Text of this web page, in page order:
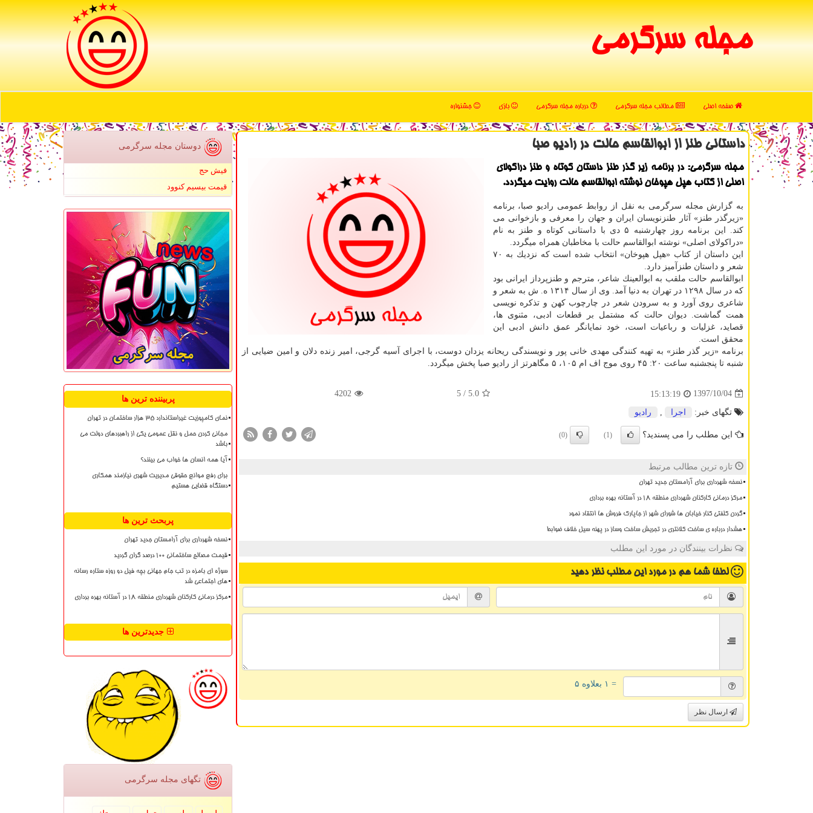
مجله سرگرمی
صفحه اصلی مطالب مجله سرگرمی درباره مجله سرگرمی بازی جشنواره
داستانی طنز از ابوالقاسم حالت در رادیو صبا
مجله سرگرمی: در برنامه زیر گذر طنز داستان كوتاه و طنز دراكولای
اصلی از كتاب هپل هپوخان نوشته ابوالقاسم حالت روایت میگردد.
به گزارش مجله سرگرمی به نقل از روابط عمومی رادیو صبا، برنامه
«زیرگذر طنز» آثار طنزنویسان ایران و جهان را معرفی و بازخوانی می
كند. این برنامه روز چهارشنبه ۵ دی با داستانی كوتاه و طنز به نام
«دراكولای اصلی» نوشته ابوالقاسم حالت با مخاطبان همراه میگردد.
این داستان از كتاب «هپل هپوخان» انتخاب شده است كه نزدیك به ۷۰
شعر و داستان طنزآمیز دارد.
ابوالقاسم حالت ملقب به ابوالعینك شاعر، مترجم و طنزپرداز ایرانی بود
كه در سال ۱۲۹۸ در تهران به دنیا آمد. وی از سال ۱۳۱۴ ه. ش به شعر و
شاعری روی آورد و به سرودن شعر در چارچوب كهن و تذكره نویسی
همت گماشت. دیوان حالت كه مشتمل بر قطعات ادبی، مثنوی ها،
قصاید، غزلیات و رباعیات است، خود نمایانگر عمق دانش ادبی این
محقق است.
برنامه «زیر گذر طنز» به تهیه كنندگی مهدی خانی پور و نویسندگی ریحانه یزدان دوست، با اجرای آسیه گرجی، امیر زنده دلان و امین ضیایی از
شنبه تا پنجشنبه ساعت ۲۰: ۴۵ روی موج اف ام ۱۰۵، ۵ مگاهرتز از رادیو صبا پخش میگردد.
1397/10/04
15:13:19
5.0
/ 5
4202
تگهای خبر: اجرا رادیو
این مطلب را می پسندید؟ (1)
(0)
تازه ترین مطالب مرتبط
نسخه شهرداری برای آرامستان جدید تهران
مرکز درمانی کارکنان شهرداری منطقه ۱۸ در آستانه بهره برداری
گردن کلفتی کنار خیابان ها شورای شهر از جاپارک فروش ها انتقاد نمود
هشدار درباره ی ساخت کلانتری در تجریش ساخت وساز در پهنه سیل خلاف ضوابط
نظرات بینندگان در مورد این مطلب
لطفا شما همدر مورد این مطلب نظر دهید
= ۱ بعلاوه ۵
ارسال نظر
دوستان مجله سرگرمی
فیش حج
قیمت بیسیم کنوود
پربیننده ترین ها
نمای کامپوزیت غیراستاندارد ۳۵ هزار ساختمان در تهران
مجانی کردن حمل و نقل عمومی یکی از راهبردهای دولت می
باشد
آیا همه انسان ها خواب می بینند؟
برای رفع موانع حقوقی مدیریت شهری نیازمند همکاری
دستگاه قضایی هستیم
پربحث ترین ها
نسخه شهرداری برای آرامستان جدید تهران
قیمت مصالح ساختمانی ۱۰۰ درصد گران گردید
سوژه ای بامزه در تب جام جهانی بچه فیل دو روزه ستاره رسانه
های اجتماعی شد
مرکز درمانی کارکنان شهرداری منطقه ۱۸ در آستانه بهره برداری
جدیدترین ها
تگهای مجله سرگرمی